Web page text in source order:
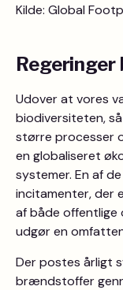
Kilde: Global
Udover at vores
biodiversiteten,
større processer
en globaliseret
systemer. En af
incitamenter, der
af både offentlige
udgør en
Der postes årligt
brændstoffer